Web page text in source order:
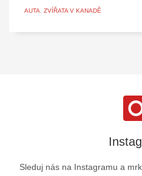
AUTA, ZVÍŘATA V KANADĚ
Sleduj nás na Instagramu a